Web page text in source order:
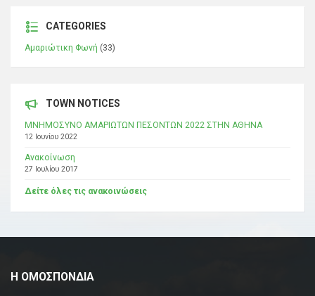
CATEGORIES
Αμαριώτικη Φωνή (33)
TOWN NOTICES
ΜΝΗΜΟΣΥΝΟ ΑΜΑΡΙΩΤΩΝ ΠΕΣΟΝΤΩΝ 2022 ΣΤΗΝ ΑΘΗΝΑ
12 Ιουνίου 2022
Ανακοίνωση
27 Ιουλίου 2017
Δείτε όλες τις ανακοινώσεις
Η ΟΜΟΣΠΟΝΔΙΑ